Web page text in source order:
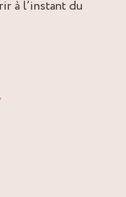
à l’instant du